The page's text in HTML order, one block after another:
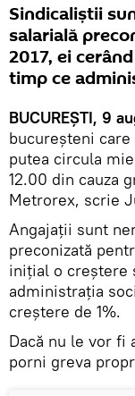
Sindicaliștii
salarială
2017, ei
timp ce
BUCUREŞTI, 9
bucureşteni
putea circula
12.00 din cauza
Metrorex, scrie
Angajaţii sunt
preconizată
iniţial o creştere
administraţia
creştere de 1%.
Dacă nu le vor
porni greva